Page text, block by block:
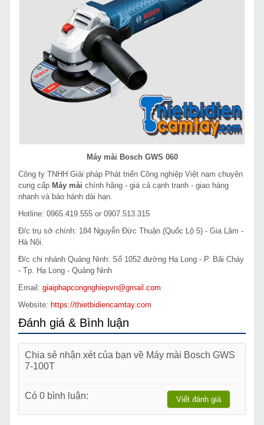
Máy mài Bosch GWS 060
Công ty TNHH Giải pháp Phát triển Công nghiệp Việt nam chuyên
cung cấp Máy mài chính hãng - giá cả cạnh tranh - giao hàng
nhanh và bảo hành dài hạn.
Hotline: 0965.419.555 or 0907.513.315
Đ/c trụ sở chính: 184 Nguyễn Đức Thuận (Quốc Lộ 5) - Gia Lâm -
Hà Nội.
Đ/c chi nhánh Quảng Ninh: Số 1052 đường Hạ Long - P. Bãi Cháy
- Tp. Hạ Long - Quảng Ninh
Email: giaiphapcongnghiepvn@gmail.com
Website: https://thietbidiencamtay.com
Đánh giá & Bình luận
Chia sẻ nhận xét của bạn về Máy mài Bosch GWS
7-100T
Có 0 bình luận: Viết đánh giá